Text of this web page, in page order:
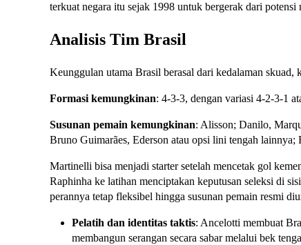
terkuat negara itu sejak 1998 untuk bergerak dari
Analisis Tim Brasil
Keunggulan utama Brasil berasal dari kedalaman skuad,
Formasi kemungkinan: 4-3-3, dengan variasi 4-2-3-1
Susunan pemain kemungkinan: Alisson; Danilo,
Bruno Guimarães, Ederson atau opsi lini tengah
Martinelli bisa menjadi starter setelah mencetak gol
Raphinha ke latihan menciptakan keputusan seleksi di
perannya tetap fleksibel hingga susunan pemain resmi
Pelatih dan identitas taktis: Ancelotti membuat
membangun serangan secara sabar melalui bek